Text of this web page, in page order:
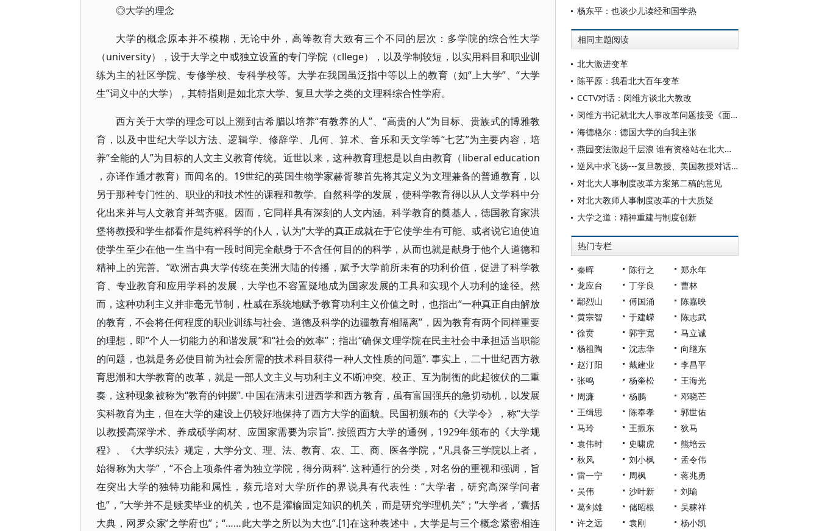
◎大学的理念
大学的概念原本并不模糊，无论中外，高等教育大致有三个不同的层次：多学院的综合性大学
（university），设于大学之中或独立设置的专门学院（cllege），以及学制较短，以实用科目和职业训
练为主的社区学院、专修学校、专科学校等。大学在我国虽泛指中等以上的教育（如“上大学”、“大学
生”词义中的大学），其特指则是如北京大学、复旦大学之类的文理科综合性学府。
西方关于大学的理念可以上溯到古希腊以培养“有教养的人”、“高贵的人”为目标、贵族式的博雅教
育，以及中世纪大学以方法、逻辑学、修辞学、几何、算术、音乐和天文学等“七艺”为主要内容，培
养“全能的人”为目标的人文主义教育传统。近世以来，这种教育理想是以自由教育（liberal education
，亦译作通才教育）而闻名的。19世纪的英国生物学家赫胥黎首先将其定义为文理兼备的普通教育，以
另于那种专门性的、职业的和技术性的课程和教学。自然科学的发展，使科学教育得以从人文学科中分
化出来并与人文教育并驾齐驱。因而，它同样具有深刻的人文内涵。科学教育的奠基人，德国教育家洪
堡将教授和学生都看作是纯粹科学的仆人，认为“大学的真正成就在于它使学生有可能、或者说它迫使迫
使学生至少在他一生当中有一段时间完全献身于不含任何目的的科学，从而也就是献身于他个人道德和
精神上的完善。”欧洲古典大学传统在美洲大陆的传播，赋予大学前所未有的功利价值，促进了科学教
育、专业教育和应用学科的发展，大学也不容置疑地成为国家发展的工具和实现个人功利的途径。然
而，这种功利主义并非毫无节制，杜威在系统地赋予教育功利主义价值之时，也指出“一种真正自由解放
的教育，不会将任何程度的职业训练与社会、道德及科学的边疆教育相隔离”，因为教育有两个同样重要
的理想，即“个人一切能力的和谐发展”和“社会的效率”；指出“确保文理学院在民主社会中承担适当职能
的问题，也就是务必使目前为社会所需的技术科目获得一种人文性质的问题”. 事实上，二十世纪西方教
育思潮和大学教育的改革，就是一部人文主义与功利主义不断冲突、校正、互为制衡的此起彼伏的二重
奏，这种现象被称为“教育的钟摆”. 中国在清末引进西学和西方教育，虽有富国强兵的急切动机，以发展
实科教育为主，但在大学的建设上仍较好地保持了西方大学的面貌。民国初颁布的《大学令》，称“大学
以教授高深学术、养成硕学闳材、应国家需要为宗旨”. 按照西方大学的通例，1929年颁布的《大学规
程》、《大学织法》规定，大学分文、理、法、教育、农、工、商、医各学院，“凡具备三学院以上者，
始得称为大学”，“不合上项条件者为独立学院，得分两科”. 这种通行的分类，对名份的重视和强调，旨
在突出大学的独特功能和属性，蔡元培对大学所作的界说具有代表性：“大学者，研究高深学问者
也”，“大学并不是赎卖毕业的机关，也不是灌输固定知识的机关，而是研究学理机关”；“大学者，‘囊括
大典，网罗众家’之学府也”；“……此大学之所以为大也”.[1]在这种表述中，大学是与三个概念紧密相连
杨东平：也谈少儿读经和国学热
相同主题阅读
北大激进变革
陈平原：我看北大百年变革
CCTV对话：闵维方谈北大教改
闵维方书记就北大人事改革问题接受《面对面》采访
海德格尔：德国大学的自我主张
燕园变法激起千层浪 谁有资格站在北大讲台
逆风中求飞扬---复旦教授、美国教授对话北大改革方案
对北大人事制度改革方案第二稿的意见
对北大教师人事制度改革的十大质疑
大学之道：精神重建与制度创新
热门专栏
秦晖 陈行之
郑永年
龙应台
丁学良
曹林
鄢烈山
傅国涌
陈嘉映
黄宗智
于建嵘
陈志武
徐贲
郭宇宽
马立诚
杨祖陶
沈志华
向继东
赵汀阳
戴建业
李昌平
张鸣
杨奎松
王海光
周濂
杨鹏
邓晓芒
王缉思
陈奉孝
郭世佑
马玲
王振东
狄马
袁伟时
史啸虎
熊培云
秋风
刘小枫
孟令伟
雷一宁
周枫
蒋兆勇
吴伟
沙叶新
刘瑜
葛剑雄
储昭根
吴稼祥
许之远
袁刚
杨小凯